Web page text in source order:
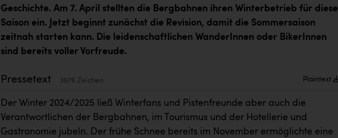
Geschichte. Am 7. April stellten die Bergbahnen ihren Winterbetrieb für diese
Saison ein. Jetzt beginnt zunächst die Revision, damit die Sommersaison
zeitnah starten kann. Die leidenschaftlichen WanderInnen oder BikerInnen
sind bereits voller Vorfreude.
Pressetext 3976 Zeichen Plaintext
Der Winter 2024/2025 ließ Winterfans und Pistenfreunde aber auch die
Verantwortlichen der Bergbahnen, im Tourismus und der Hotellerie und
Gastronomie jubeln. Der frühe Schnee bereits im November ermöglichte eine